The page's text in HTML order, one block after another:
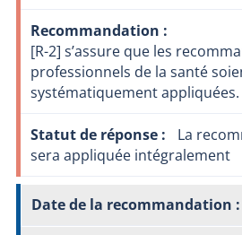
[R-2] s’assure que les
professionnels de la santé
systématiquement appliquées.
La
sera appliquée intégralement